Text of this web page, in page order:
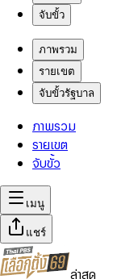
จับขั้ว
ภาพรวม
รายเขต
จับขั้วรัฐบาล
ภาพรวม
รายเขต
จับขั้ว
เมนู
แชร์
ล่าสุด